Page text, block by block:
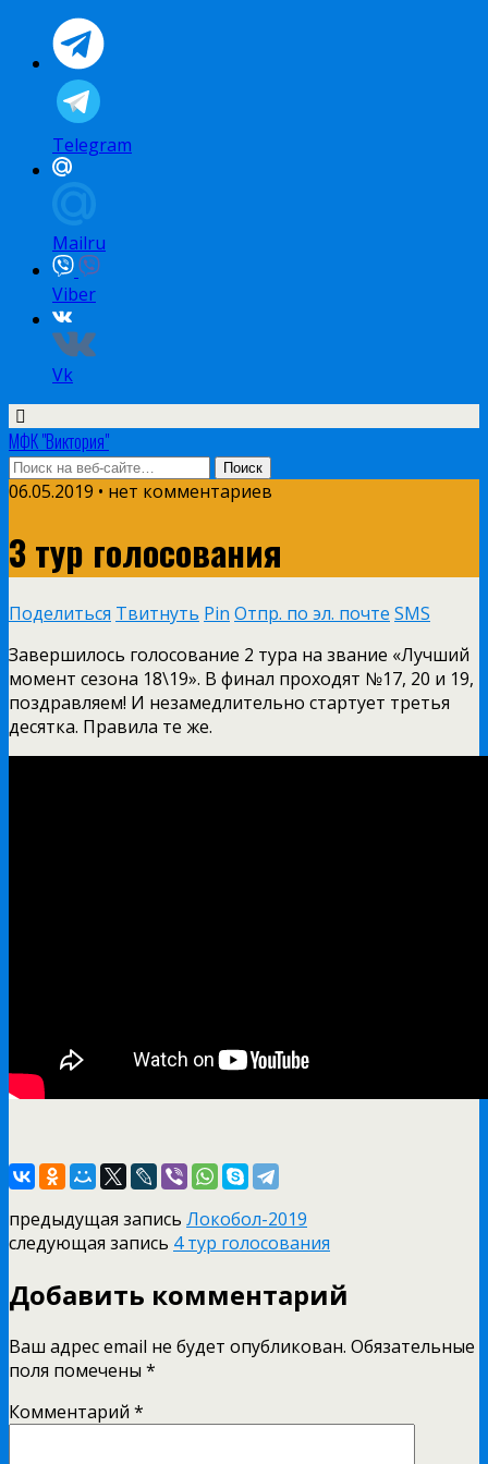
Telegram
Mailru
Viber
Vk
МФК "Виктория"
06.05.2019 • нет комментариев
3 тур голосования
Поделиться Твитнуть Pin Отпр. по эл. почте SMS
Завершилось голосование 2 тура на звание «Лучший
момент сезона 18\19». В финал проходят №17, 20 и 19,
поздравляем! И незамедлительно стартует третья
десятка. Правила те же.
предыдущая запись Локобол-2019
следующая запись 4 тур голосования
Добавить комментарий
Ваш адрес email не будет опубликован. Обязательные
поля помечены *
Комментарий *